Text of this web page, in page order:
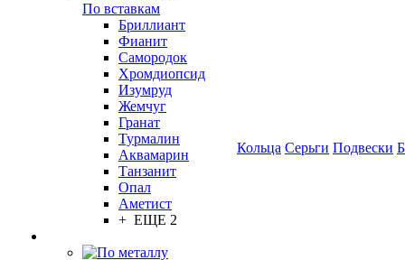
По вставкам
Бриллиант
Фианит
Самородок
Хромдиопсид
Изумруд
Жемчуг
Гранат
Турмалин
Аквамарин
Танзанит
Опал
Аметист
+ ЕЩЕ 2
Кольца Серьги Подвески